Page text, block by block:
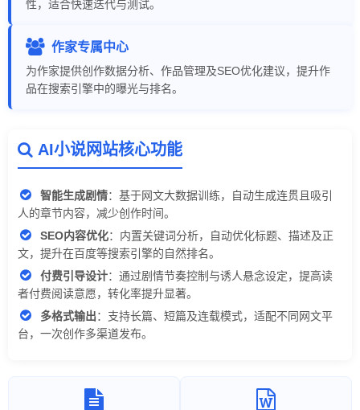
性，适合快速迭代与测试。
作家专属中心
为作家提供创作数据分析、作品管理及SEO优化建议，提升作
品在搜索引擎中的曝光与排名。
AI小说网站核心功能
智能生成剧情：基于网文大数据训练，自动生成连贯且吸引
人的章节内容，减少创作时间。
SEO内容优化：内置关键词分析，自动优化标题、描述及正
文，提升在百度等搜索引擎的自然排名。
付费引导设计：通过剧情节奏控制与诱人悬念设定，提高读
者付费阅读意愿，转化率提升显著。
多格式输出：支持长篇、短篇及连载模式，适配不同网文平
台，一次创作多渠道发布。